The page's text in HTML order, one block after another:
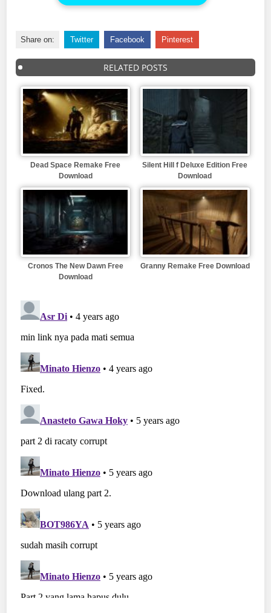
Share on: Twitter Facebook Pinterest
RELATED POSTS
Dead Space Remake Free
Download
Silent Hill f Deluxe Edition Free
Download
Cronos The New Dawn Free
Download
Granny Remake Free Download